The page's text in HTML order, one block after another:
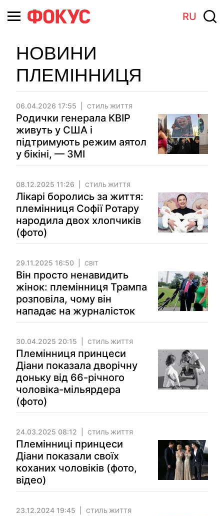
RU
НОВИНИ
ПЛЕМІННИЦЯ
06.04.2026 17:55 СТИЛЬ ЖИТТЯ
Родички генерала КВІР
живуть у США і
підтримують режим аятол
у бікіні, — ЗМІ
08.12.2025 11:26 СТИЛЬ ЖИТТЯ
Лікарі боролись за життя:
племінниця Софії Ротару
народила двох хлопчиків
(фото)
29.11.2025 16:50 СВІТ
Він просто ненавидить
жінок: племінниця Трампа
розповіла, чому він
нападає на журналісток
30.04.2025 20:15 СТИЛЬ ЖИТТЯ
Племінниця принцеси
Діани показала дворічну
доньку від 66-річного
чоловіка-мільярдера
(фото)
24.03.2025 08:12 СТИЛЬ ЖИТТЯ
Племінниці принцеси
Діани показали своїх
коханих чоловіків (фото,
відео)
23.12.2024 19:45 СТИЛЬ ЖИТТЯ